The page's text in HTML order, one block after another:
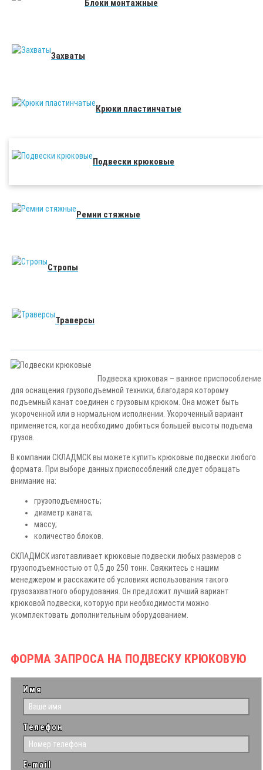
Блоки монтажные
Захваты
Крюки пластинчатые
Подвески крюковые
Ремни стяжные
Стропы
Траверсы
Подвеска крюковая – важное приспособление
для оснащения грузоподъемной техники, благодаря которому
подъемный канат соединен с грузовым крюком. Она может быть
укороченной или в нормальном исполнении. Укороченный вариант
применяется, когда необходимо добиться большей высоты подъема
грузов.
В компании СКЛАДМСК вы можете купить крюковые подвески любого
формата. При выборе данных приспособлений следует обращать
внимание на:
грузоподъемность;
диаметр каната;
массу;
количество блоков.
СКЛАДМСК изготавливает крюковые подвески любых размеров с
грузоподъемностью от 0,5 до 250 тонн. Свяжитесь с нашим
менеджером и расскажите об условиях использования такого
грузозахватного оборудования. Он предложит лучший вариант
крюковой подвески, которую при необходимости можно
укомплектовать дополнительным оборудованием.
ФОРМА ЗАПРОСА НА ПОДВЕСКУ КРЮКОВУЮ
Имя
Телефон
E-mail